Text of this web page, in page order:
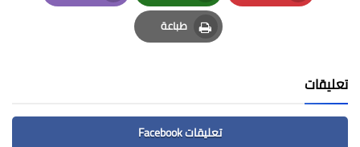
Pinterest
Whatsapp
Email
طباعة
Print
تعليقات
تعليقات Facebook